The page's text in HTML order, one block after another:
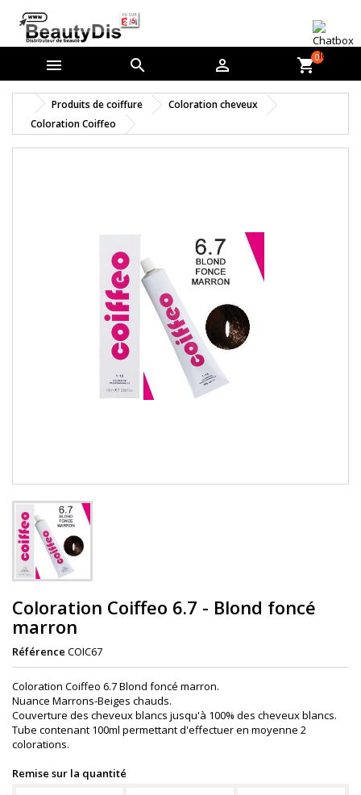
   shopping_cart0
Produits de coiffure
Coloration cheveux
Coloration Coiffeo
Coloration Coiffeo 6.7 - Blond foncé
marron
Référence COIC67
Coloration Coiffeo 6.7 Blond foncé marron.
Nuance Marrons-Beiges chauds.
Couverture des cheveux blancs jusqu'à 100% des cheveux blancs.
Tube contenant 100ml permettant d'effectuer en moyenne 2
colorations.
Remise sur la quantité